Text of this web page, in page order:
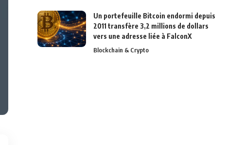
Un portefeuille Bitcoin endormi depuis
2011 transfère 3,2 millions de dollars
vers une adresse liée à FalconX
Blockchain & Crypto